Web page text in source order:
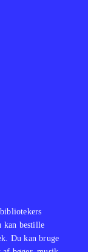
kan bestille
Du kan bruge